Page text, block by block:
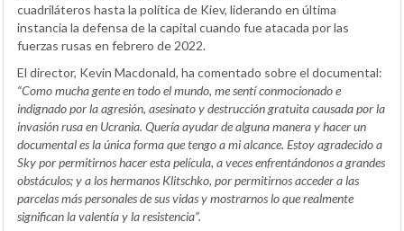
cuadriláteros hasta la política de Kiev, liderando en última
instancia la defensa de la capital cuando fue atacada por las
fuerzas rusas en febrero de 2022.
El director, Kevin Macdonald, ha comentado sobre el documental:
“Como mucha gente en todo el mundo, me sentí conmocionado e
indignado por la agresión, asesinato y destrucción gratuita causada por la
invasión rusa en Ucrania. Quería ayudar de alguna manera y hacer un
documental es la única forma que tengo a mi alcance. Estoy agradecido a
Sky por permitirnos hacer esta película, a veces enfrentándonos a grandes
obstáculos; y a los hermanos Klitschko, por permitirnos acceder a las
parcelas más personales de sus vidas y mostrarnos lo que realmente
significan la valentía y la resistencia”.